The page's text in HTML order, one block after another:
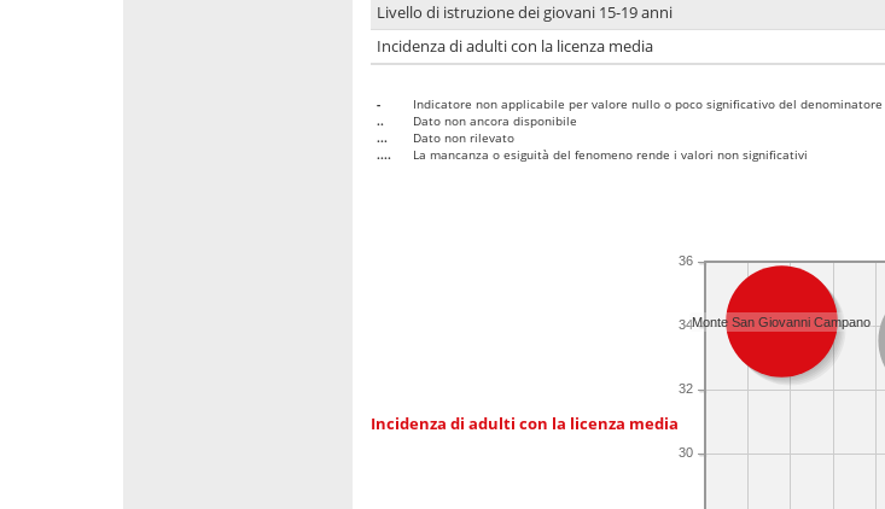
Livello di istruzione dei giovani 15-19 anni
Incidenza di adulti con la licenza media
-
Indicatore non applicabile per valore nullo o poco significativo del denominatore
..
Dato non ancora disponibile
...
Dato non rilevato
....
La mancanza o esiguità del fenomeno rende i valori non significativi
Incidenza di adulti con la licenza media
30
32
34
36
Monte San Giovanni Campano